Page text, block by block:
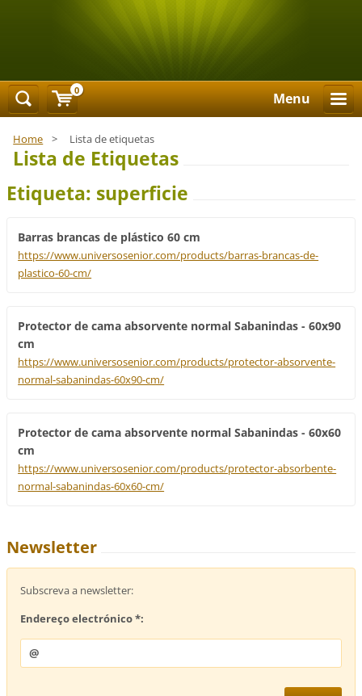
Menu
Home > Lista de etiquetas
Lista de Etiquetas
Etiqueta: superficie
Barras brancas de plástico 60 cm
https://www.universosenior.com/products/barras-brancas-de-
plastico-60-cm/
Protector de cama absorvente normal Sabanindas - 60x90
cm
https://www.universosenior.com/products/protector-absorvente-
normal-sabanindas-60x90-cm/
Protector de cama absorvente normal Sabanindas - 60x60
cm
https://www.universosenior.com/products/protector-absorbente-
normal-sabanindas-60x60-cm/
Newsletter
Subscreva a newsletter:
Endereço electrónico *:
0